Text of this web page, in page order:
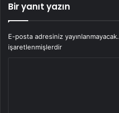
Bir yanıt yazın
E-posta adresiniz yayınlanmayacak.
işaretlenmişlerdir